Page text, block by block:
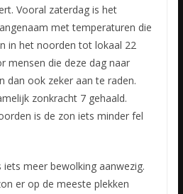
Vooral zaterdag is het
met temperaturen die
in het noorden tot lokaal 22
mensen die deze dag naar
dan ook zeker aan te raden.
zonkracht 7 gehaald.
is de zon iets minder fel
meer bewolking aanwezig.
er op de meeste plekken